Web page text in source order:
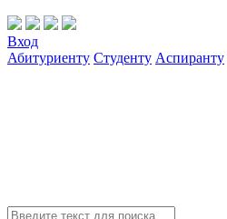
Вход
Абитуриенту Студенту Аспиранту